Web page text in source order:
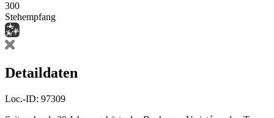
300
Stehempfang
Detaildaten
Loc.-ID: 97309